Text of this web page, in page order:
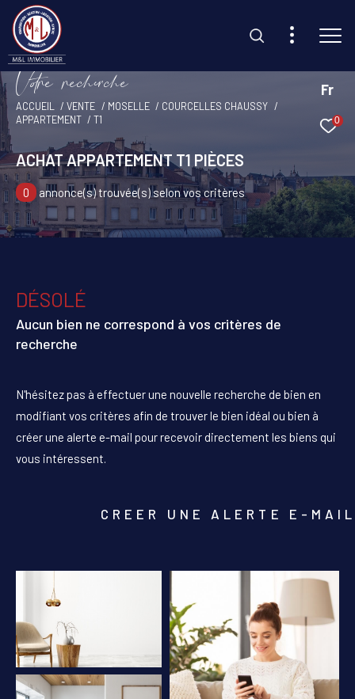
Fr
0
Vore recece
ACCUEIL VENTE MOSELLE
COURCELLES CHAUSSY
APPARTEMENT
T1
ACHAT APPARTEMENT T1 PIÈCES
0 annonce(s) trouvée(s) selon vos critères
DÉSOLÉ
Aucun bien ne correspond à vos critères de
recherche
N'hésitez pas à effectuer une nouvelle recherche de bien en
modifiant vos critères afin de trouver le bien idéal ou bien à
créer une alerte e-mail pour recevoir directement les biens qui
vous intéressent.
CREER UNE ALERTE E-
Effectuer une recherche
et trouvez le bien qui correspond à vos critères
Type d'offre
Vente
1 2 3 4 5+
Localisation
AFFINER LES CRITÈRES
PARKING TERRASSE PISCINE
FILTRER PAR